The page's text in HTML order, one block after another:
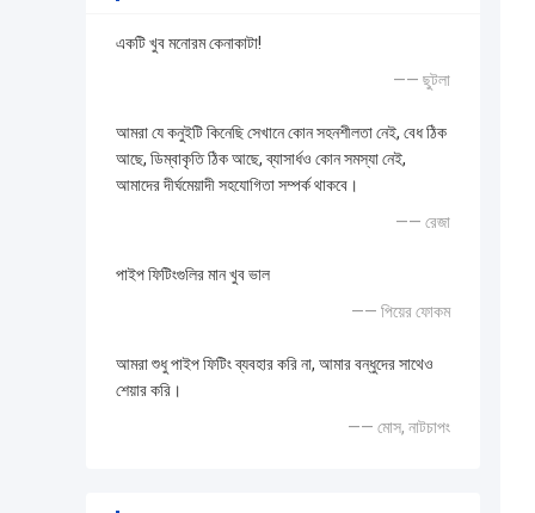
একটি খুব মনোরম কেনাকাটা!
—— ছুটলা
আমরা যে কনুইটি কিনেছি সেখানে কোন সহনশীলতা নেই, বেধ ঠিক
আছে, ডিম্বাকৃতি ঠিক আছে, ব্যাসার্ধও কোন সমস্যা নেই,
আমাদের দীর্ঘমেয়াদী সহযোগিতা সম্পর্ক থাকবে।
—— রেজা
পাইপ ফিটিংগুলির মান খুব ভাল
—— পিয়ের ফোকম
আমরা শুধু পাইপ ফিটিং ব্যবহার করি না, আমার বন্ধুদের সাথেও
শেয়ার করি।
—— মোস, নাটচাপং